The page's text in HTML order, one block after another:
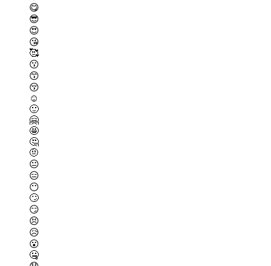
😋
😎
😍
😘
🥰
😗
😙
😚
☺️
🙂
🤗
🤩
🤔
🤨
😐
😑
😶
🙄
😏
😣
😥
😮
🤐